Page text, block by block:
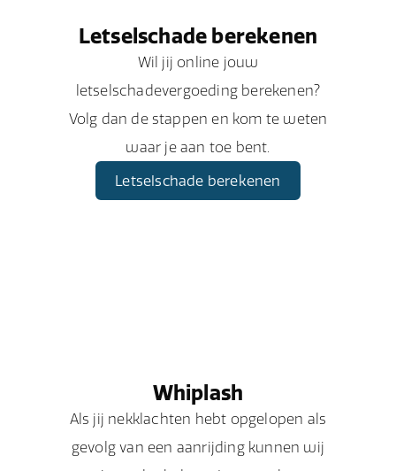
Letselschade berekenen
Wil jij online jouw
letselschadevergoeding berekenen?
Volg dan de stappen en kom te weten
waar je aan toe bent.
Letselschade berekenen
Whiplash
Als jij nekklachten hebt opgelopen als
gevolg van een aanrijding kunnen wij